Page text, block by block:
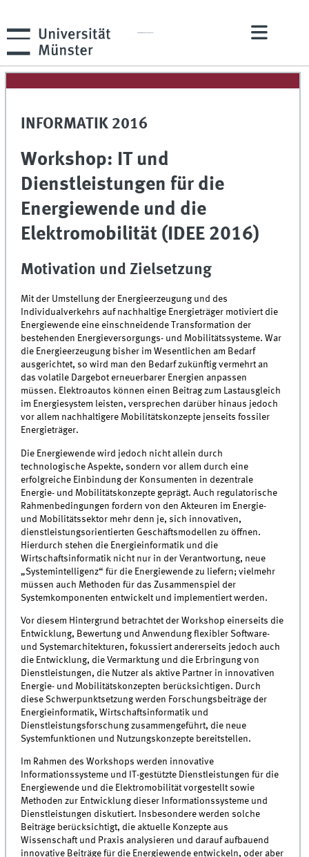
INFORMATIK 2016
Workshop: IT und
Dienstleistungen für die
Energiewende und die
Elektromobilität (IDEE 2016)
Motivation und Zielsetzung
Mit der Umstellung der Energieerzeugung und des
Individualverkehrs auf nachhaltige Energieträger motiviert die
Energiewende eine einschneidende Transformation der
bestehenden Energieversorgungs- und Mobilitätssysteme. War
die Energieerzeugung bisher im Wesentlichen am Bedarf
ausgerichtet, so wird man den Bedarf zukünftig vermehrt an
das volatile Dargebot erneuerbarer Energien anpassen
müssen. Elektroautos können einen Beitrag zum Lastausgleich
im Energiesystem leisten, versprechen darüber hinaus jedoch
vor allem nachhaltigere Mobilitätskonzepte jenseits fossiler
Energieträger.
Die Energiewende wird jedoch nicht allein durch
technologische Aspekte, sondern vor allem durch eine
erfolgreiche Einbindung der Konsumenten in dezentrale
Energie- und Mobilitätskonzepte geprägt. Auch regulatorische
Rahmenbedingungen fordern von den Akteuren im Energie-
und Mobilitätssektor mehr denn je, sich innovativen,
dienstleistungsorientierten Geschäftsmodellen zu öffnen.
Hierdurch stehen die Energieinformatik und die
Wirtschaftsinformatik nicht nur in der Verantwortung, neue
„Systemintelligenz“ für die Energiewende zu liefern; vielmehr
müssen auch Methoden für das Zusammenspiel der
Systemkomponenten entwickelt und implementiert werden.
Vor diesem Hintergrund betrachtet der Workshop einerseits die
Entwicklung, Bewertung und Anwendung flexibler Software-
und Systemarchitekturen, fokussiert andererseits jedoch auch
die Entwicklung, die Vermarktung und die Erbringung von
Dienstleistungen, die Nutzer als aktive Partner in innovativen
Energie- und Mobilitätskonzepten berücksichtigen. Durch
diese Schwerpunktsetzung werden Forschungsbeiträge der
Energieinformatik, Wirtschaftsinformatik und
Dienstleistungsforschung zusammengeführt, die neue
Systemfunktionen und Nutzungskonzepte bereitstellen.
Im Rahmen des Workshops werden innovative
Informationssysteme und IT-gestützte Dienstleistungen für die
Energiewende und die Elektromobilität vorgestellt sowie
Methoden zur Entwicklung dieser Informationssysteme und
Dienstleistungen diskutiert. Insbesondere werden solche
Beiträge berücksichtigt, die aktuelle Konzepte aus
Wissenschaft und Praxis analysieren und darauf aufbauend
innovative Beiträge für die Energiewende entwickeln, oder aber